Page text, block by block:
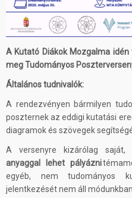
A Kutató Diákok Mozgalma
meg Tudományos
Általános tudnivalók:
A rendezvényen bármilyen
poszternek az eddigi kutatási
diagramok és szövegek
A versenyre kizárólag saját,
anyaggal lehet pályázni
egyéb, nem tudományos
jelentkezését nem áll